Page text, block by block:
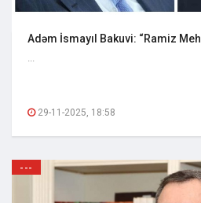
Adəm İsmayıl Bakuvi: “Ramiz
29-11-2025, 18:58
---